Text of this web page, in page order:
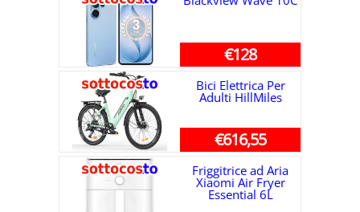
€128
Bici Elettrica Per
Adulti HillMiles
€616,55
Friggitrice ad Aria
Xiaomi Air Fryer
Essential 6L